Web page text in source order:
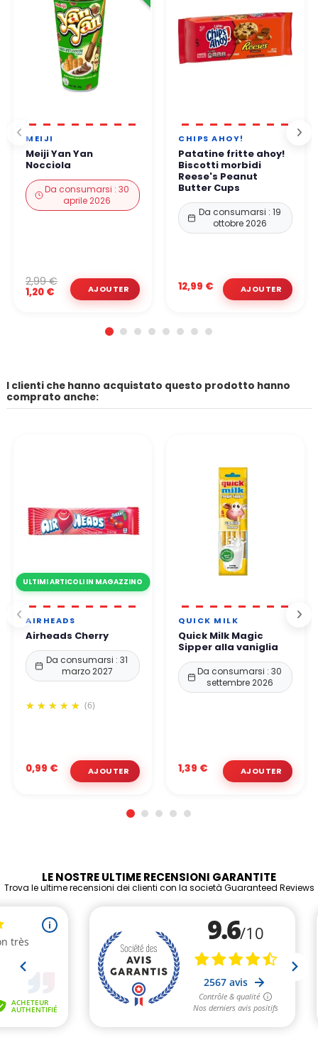
MEIJI
Meiji Yan Yan
Nocciola
Da consumarsi : 30
aprile 2026
1,20 €
2,99 €
CHIPS AHOY!
Patatine fritte ahoy!
Biscotti morbidi
Reese's Peanut
Butter Cups
Da consumarsi : 19
ottobre 2026
12,99 €
I clienti che hanno acquistato questo prodotto hanno
comprato anche:
ULTIMI ARTICOLI IN MAGAZZINO
AIRHEADS
Airheads Cherry
Da consumarsi : 31
marzo 2027
(6)
0,99 €
QUICK MILK
Quick Milk Magic
Sipper alla vaniglia
Da consumarsi : 30
settembre 2026
1,39 €
LE NOSTRE ULTIME RECENSIONI GARANTITE
Trova le ultime recensioni dei clienti con la società Guaranteed Reviews